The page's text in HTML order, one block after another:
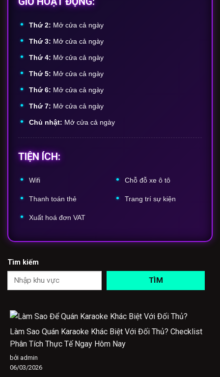
Thứ 2: Mở cửa cả ngày
Thứ 3: Mở cửa cả ngày
Thứ 4: Mở cửa cả ngày
Thứ 5: Mở cửa cả ngày
Thứ 6: Mở cửa cả ngày
Thứ 7: Mở cửa cả ngày
Chủ nhật: Mở cửa cả ngày
TIỆN ÍCH:
Wifi Chỗ đỗ xe ô tô
Thanhtoánthẻ Trang trí sự kiện
Xuất hoáđơnVAT
Tìm kiếm
TÌM
Làm Sao Quán Karaoke Khác Biệt Với Đối Thủ? Checklist
Phân Tích Thực Tế Ngay Hôm Nay
bởi admin
06/03/2026